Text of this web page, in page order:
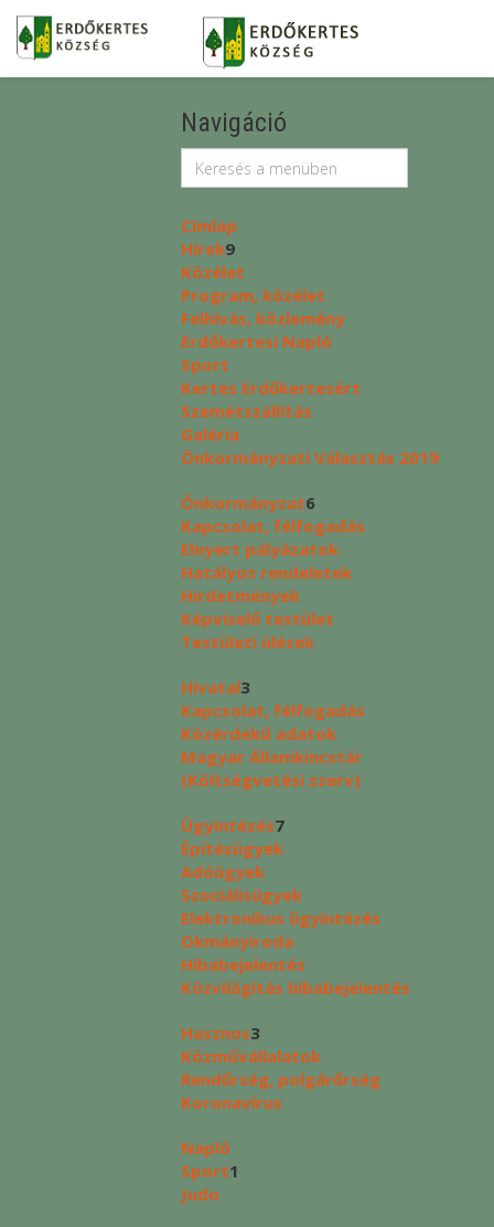
Navigáció
Címlap
Hírek9
Közélet
Program, közélet
Felhívás, közlemény
Erdőkertesi Napló
Sport
Kertes Erdőkertesért
Szemétszállítás
Galéria
Önkormányzati Választás 2019
Önkormányzat6
Kapcsolat, félfogadás
Elnyert pályázatok
Hatályos rendeletek
Hirdetmények
Képviselő testület
Testületi ülések
Hivatal3
Kapcsolat, félfogadás
Közérdekű adatok
Magyar Államkincstár
(Költségvetési szerv)
Ügyintézés7
Építésügyek
Adóügyek
Szociálisügyek
Elektronikus ügyintézés
Okmányiroda
Hibabejelentés
Közvilágítás hibabejelentés
Hasznos3
Közművállalatok
Rendőrség, polgárőrség
Koronavírus
Napló
Sport1
Judo